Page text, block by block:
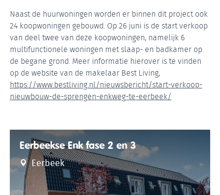
Naast de huurwoningen worden er binnen dit project ook
24 koopwoningen gebouwd. Op 26 juni is de start verkoop
van deel twee van deze koopwoningen, namelijk 6
multifunctionele woningen met slaap- en badkamer op
de begane grond. Meer informatie hierover is te vinden
op de website van de makelaar Best Living,
https://www.bestliving.nl/nieuwsbericht/start-verkoop-
nieuwbouw-de-sprengen-enkweg-te-eerbeek/
Eerbeekse Enk fase 2 en 3
Eerbeek